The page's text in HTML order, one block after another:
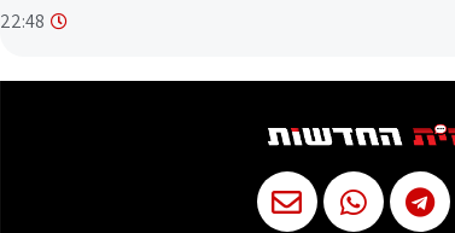
22:48